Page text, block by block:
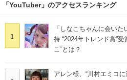
「YouTuber」のアクセスランキング
1
「しなこちゃんに会い
持 “2024年トレンド賞”受賞の人気クリエイター“しな
こ”とは？
アレン様、“川村エミコ